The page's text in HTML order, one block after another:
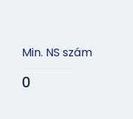
Min. NS szám
0